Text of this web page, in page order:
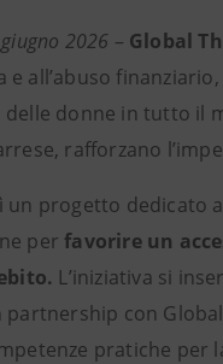
2026 – Global
e all’abuso finanziario,
delle donne in tutto il
rafforzano
un progetto dedicato
per favorire un
L’iniziativa si
partnership con
pratiche per